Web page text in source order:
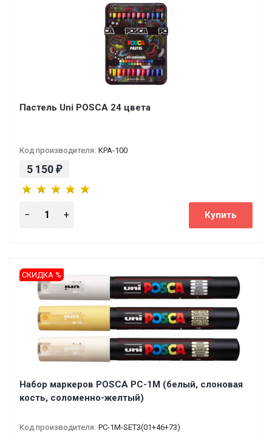
Пастель Uni POSCA 24 цвета
Код производителя: KPA-100
5 150 ₽
Набор маркеров POSCA PC-1M (белый, слоновая
кость, соломенно-желтый)
Код производителя: PC-1M-SET3(01+46+73)
СКИДКА %